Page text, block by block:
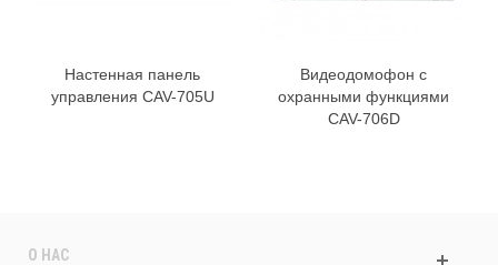
Настенная панель
управления CAV-705U
Видеодомофон с
охранными функциями
CAV-706D
О НАС